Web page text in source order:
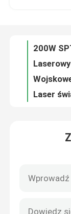
O nas
Wycieczka
Skontaktuj
Poprosić o
Laser z